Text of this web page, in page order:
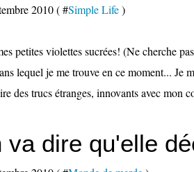
2010 ( #Simple Life)
petites violettes sucrées! (Ne cherche
lequel je me trouve en ce moment... Je
des trucs étranges, innovants avec mon
va dire qu'elle